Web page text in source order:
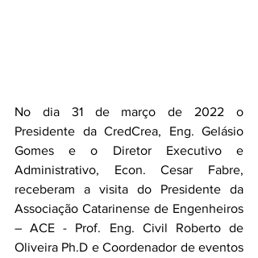
No dia 31 de março de 2022 o
Presidente da CredCrea, Eng. Gelásio
Gomes e o Diretor Executivo e
Administrativo, Econ. Cesar Fabre,
receberam a visita do Presidente da
Associação Catarinense de Engenheiros
– ACE - Prof. Eng. Civil Roberto de
Oliveira Ph.D e Coordenador de eventos